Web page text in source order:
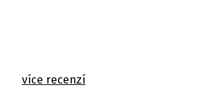
více recenzí